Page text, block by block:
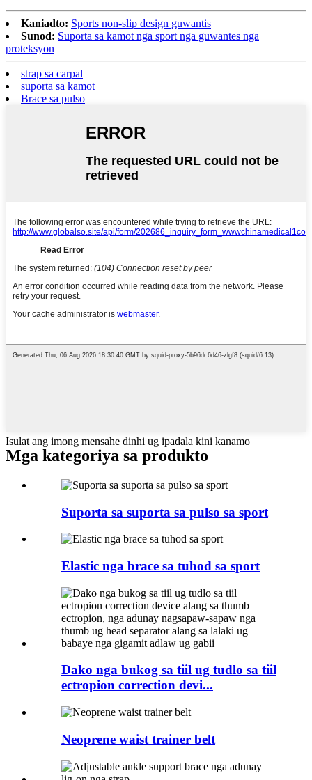
Kaniadto: Sports non-slip design guwantis
Sunod: Suporta sa kamot nga sport nga guwantes nga
proteksyon
strap sa carpal
suporta sa kamot
Brace sa pulso
Isulat ang imong mensahe dinhi ug ipadala kini kanamo
Mga kategoriya sa produkto
Suporta sa suporta sa pulso sa sport
Elastic nga brace sa tuhod sa sport
Dako nga bukog sa tiil ug tudlo sa tiil
ectropion correction devi...
Neoprene waist trainer belt